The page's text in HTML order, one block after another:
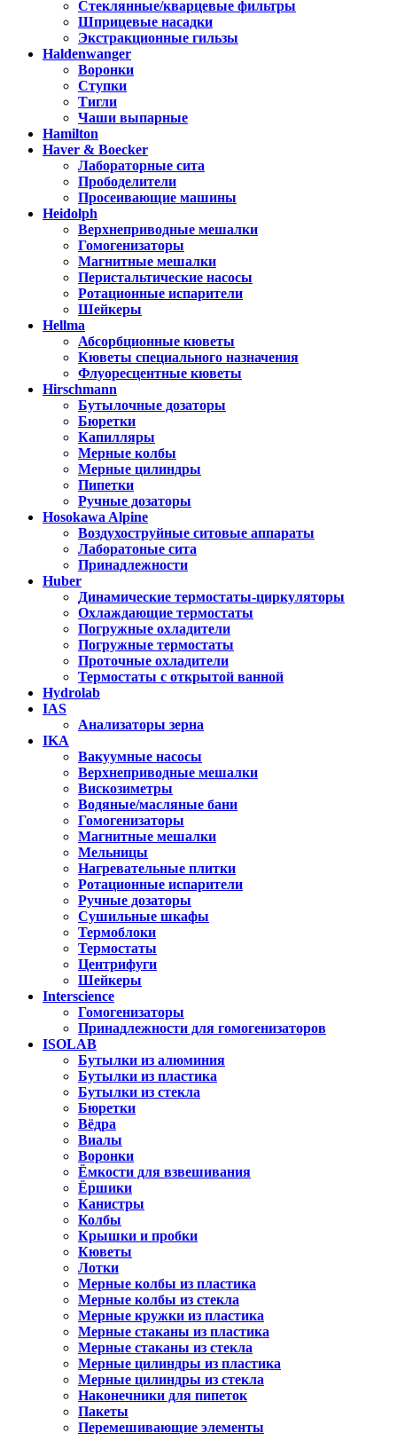
Стеклянные/кварцевые фильтры
Шприцевые насадки
Экстракционные гильзы
Haldenwanger
Воронки
Ступки
Тигли
Чаши выпарные
Hamilton
Haver & Boecker
Лабораторные сита
Прободелители
Просеивающие машины
Heidolph
Верхнеприводные мешалки
Гомогенизаторы
Магнитные мешалки
Перистальтические насосы
Ротационные испарители
Шейкеры
Hellma
Абсорбционные кюветы
Кюветы специального назначения
Флуоресцентные кюветы
Hirschmann
Бутылочные дозаторы
Бюретки
Капилляры
Мерные колбы
Мерные цилиндры
Пипетки
Ручные дозаторы
Hosokawa Alpine
Воздухоструйные ситовые аппараты
Лаборатоные сита
Принадлежности
Huber
Динамические термостаты-циркуляторы
Охлаждающие термостаты
Погружные охладители
Погружные термостаты
Проточные охладители
Термостаты с открытой ванной
Hydrolab
IAS
Анализаторы зерна
IKA
Вакуумные насосы
Верхнеприводные мешалки
Вискозиметры
Водяные/масляные бани
Гомогенизаторы
Магнитные мешалки
Мельницы
Нагревательные плитки
Ротационные испарители
Ручные дозаторы
Сушильные шкафы
Термоблоки
Термостаты
Центрифуги
Шейкеры
Interscience
Гомогенизаторы
Принадлежности для гомогенизаторов
ISOLAB
Бутылки из алюминия
Бутылки из пластика
Бутылки из стекла
Бюретки
Вёдра
Виалы
Воронки
Ёмкости для взвешивания
Ёршики
Канистры
Колбы
Крышки и пробки
Кюветы
Лотки
Мерные колбы из пластика
Мерные колбы из стекла
Мерные кружки из пластика
Мерные стаканы из пластика
Мерные стаканы из стекла
Мерные цилиндры из пластика
Мерные цилиндры из стекла
Наконечники для пипеток
Пакеты
Перемешивающие элементы